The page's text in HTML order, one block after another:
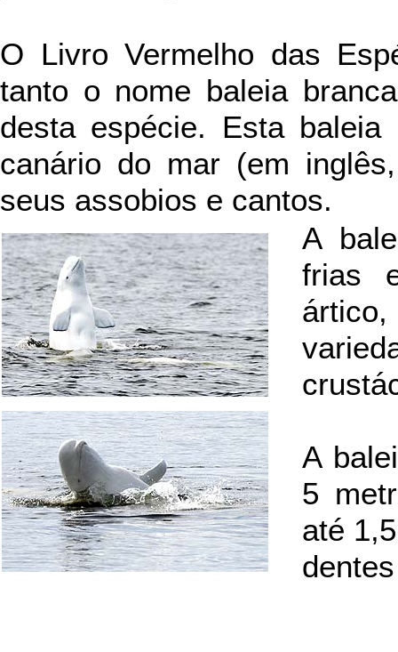
O Livro Vermelho das
tanto o nome baleia
desta espécie. Esta
canário do mar (em
seus assobios e cantos.
A
frias
A
5
até